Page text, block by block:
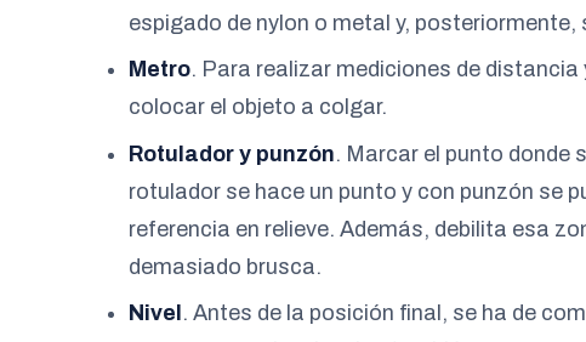
espigado de nylon o metal y, posteriormente,
Metro. Para realizar mediciones de
colocar el objeto a colgar.
Rotulador y punzón. Marcar el punto donde
rotulador se hace un punto y con punzón se
referencia en relieve. Además, debilita esa
demasiado brusca.
Nivel. Antes de la posición final, se ha de